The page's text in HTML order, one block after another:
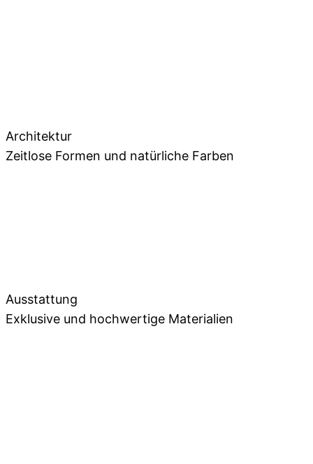
Architektur
Zeitlose Formen und natürliche Farben
Ausstattung
Exklusive und hochwertige Materialien